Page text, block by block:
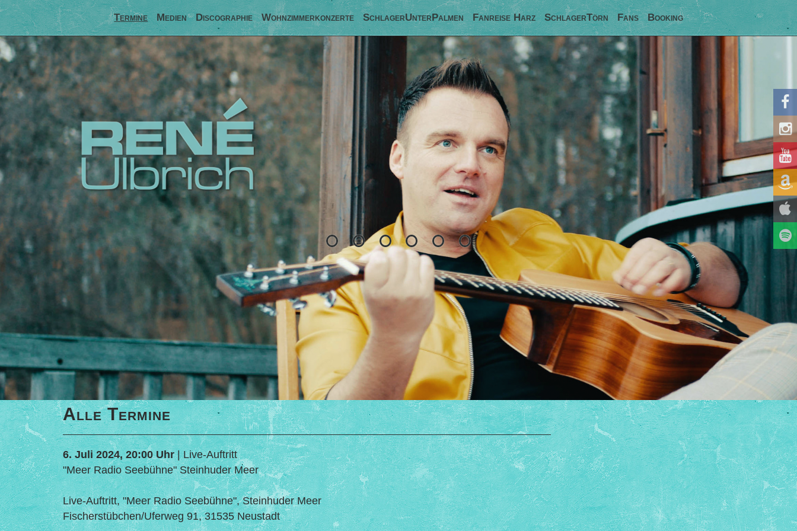
Termine Medien Discographie Wohnzimmerkonzerte SchlagerUnterPalmen Fanreise Harz SchlagerTörn Fans Booking
Alle Termine
6. Juli 2024, 20:00 Uhr| Live-Auftritt
"Meer Radio Seebühne" Steinhuder Meer
Live-Auftritt, "Meer Radio Seebühne", Steinhuder Meer
Fischerstübchen/Uferweg 91, 31535 Neustadt